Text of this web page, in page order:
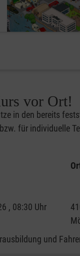
vor Ort!
in den bereits
für individuelle
, 08:30 Uhr
und